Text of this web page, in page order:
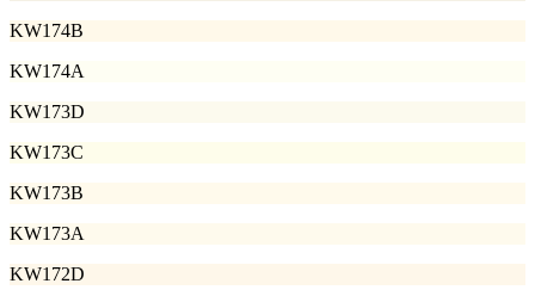
KW174B
KW174A
KW173D
KW173C
KW173B
KW173A
KW172D